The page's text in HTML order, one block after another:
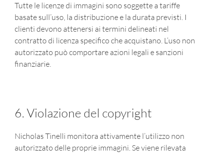
Tutte le licenze di immagini sono soggette a tariffe
basate sull’uso, la distribuzione e la durata previsti. I
clienti devono attenersi ai termini delineati nel
contratto di licenza specifico che acquistano. L’uso non
autorizzato può comportare azioni legali e sanzioni
finanziarie.
6. Violazione del copyright
Nicholas Tinelli monitora attivamente l’utilizzo non
autorizzato delle proprie immagini. Se viene rilevata